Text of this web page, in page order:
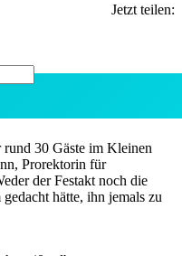
Jetzt teilen:
rund 30 Gäste im Kleinen
Prorektorin für
der Festakt noch die
hätte, ihn jemals zu